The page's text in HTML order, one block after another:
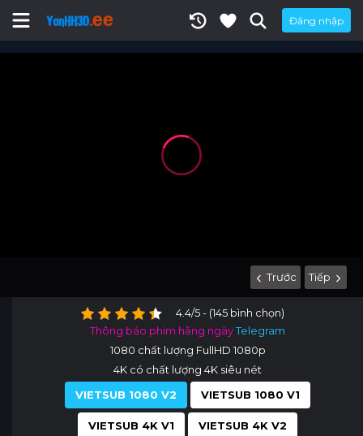
Đăng nhập
Trước Tiếp
4.4/5 - (145 bình chọn)
Thông báo phim hằng ngàyTelegram
1080 chất lượng FullHD 1080p
4K có chất lượng 4K siêu nét
VIETSUB 1080 V2
VIETSUB 1080 V1
VIETSUB 4K V1 VIETSUB 4K V2